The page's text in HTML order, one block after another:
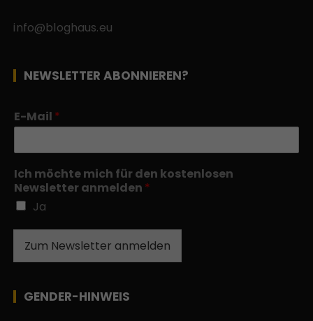
info@bloghaus.eu
NEWSLETTER ABONNIEREN?
E-Mail *
Ich möchte mich für den kostenlosen
Newsletter anmelden *
Ja
Zum Newsletter anmelden
GENDER-HINWEIS